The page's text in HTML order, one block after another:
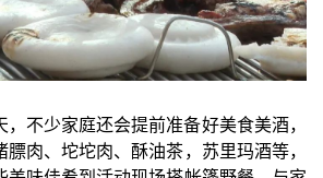
，不少家庭还会提前准备好美食美酒，
肉、坨坨肉、酥油茶，苏里玛酒等，